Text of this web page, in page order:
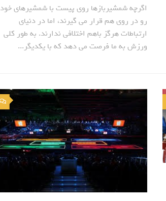
اگرچه شمشیربازها روی پیست با شمشیرهای خود
رو در روی هم قرار می گیرند، اما در دنیای
ارتباطات هرگز باهم اختلافی ندارند. به طور کلی
ورزش به ما فرصت می دهد که با یکدیگر...